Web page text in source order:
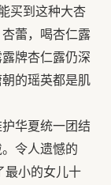
买到这种大杏
蕾，喝杏仁露
牌杏仁露仍深
的瑶英都是肌
华夏统一团结
令人遗憾的
最小的女儿十